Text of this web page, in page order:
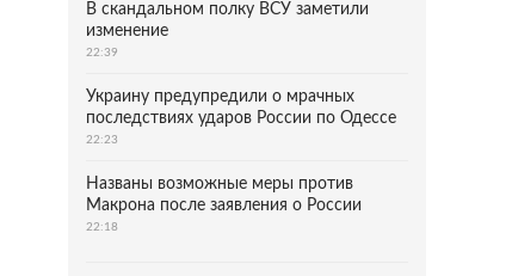
В скандальном полку ВСУ заметили
изменение
22:39
Украину предупредили о мрачных
последствиях ударов России по Одессе
22:23
Названы возможные меры против
Макрона после заявления о России
22:18